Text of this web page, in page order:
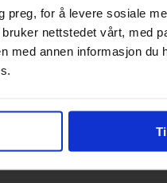
for å levere sosiale
nettstedet vårt, med
med annen informasjon du
ogScience-